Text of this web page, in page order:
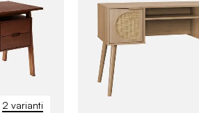
2 varianti